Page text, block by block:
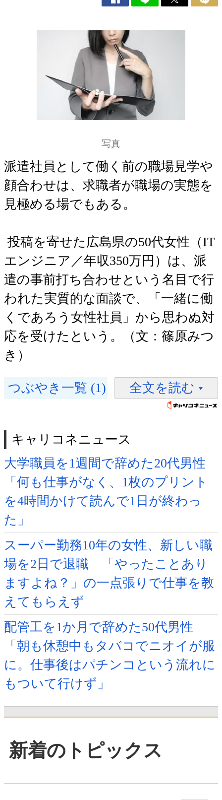
写真
派遣社員として働く前の職場見学や
顔合わせは、求職者が職場の実態を
見極める場でもある。
投稿を寄せた広島県の50代女性（IT
エンジニア／年収350万円）は、派
遣の事前打ち合わせという名目で行
われた実質的な面談で、「一緒に働
くであろう女性社員」から思わぬ対
応を受けたという。（文：篠原みつ
き）
つぶやき一覧 (1) 全文を読む
キャリコネニュース
大学職員を1週間で辞めた20代男性
「何も仕事がなく、1枚のプリント
を4時間かけて読んで1日が終わっ
た」
スーパー勤務10年の女性、新しい職
場を2日で退職 「やったことあり
ますよね？」の一点張りで仕事を教
えてもらえず
配管工を1か月で辞めた50代男性
「朝も休憩中もタバコでニオイが服
に。仕事後はパチンコという流れに
もついて行けず」
新着のトピックス